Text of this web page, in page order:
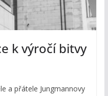
k výročí bitvy
a přátele Jungmannovy